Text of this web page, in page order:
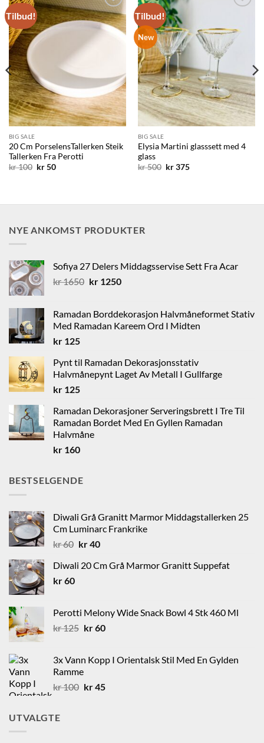
Tilbud!
Legg til
ønskelisten
BIG SALE
20 Cm PorselensTallerken Steik
Tallerken Fra Perotti
kr100 Opprinnelig
kr50Nåværende
Tilbud!
New
BIG SALE
Elysia Martini glasssett med 4
glass
kr500 Opprinnelig
kr375Nåværende
NYE ANKOMST PRODUKTER
Sofiya 27 Delers Middagsservise Sett Fra Acar
kr1650 Opprinnelig
kr 1650.
kr1250Nåværende
kr 1250.
Ramadan Borddekorasjon Halvmåneformet Stativ
Med Ramadan Kareem Ord I Midten
kr 125
Pynt til Ramadan Dekorasjonsstativ
Halvmånepynt Laget Av Metall I Gullfarge
kr 125
Ramadan Dekorasjoner Serveringsbrett I Tre Til
Ramadan Bordet Med En Gyllen Ramadan
Halvmåne
kr 160
BESTSELGENDE
Diwali Grå Granitt Marmor Middagstallerken 25
Cm Luminarc Frankrike
kr60 Opprinnelig
var:
kr40Nåværende
er:
Diwali 20 Cm Grå Marmor Granitt Suppefat
kr60
Perotti Melony Wide Snack Bowl 4 Stk 460 Ml
kr125 Opprinnelig
kr 125.
kr60Nåværende
kr 60.
3x Vann Kopp I Orientalsk Stil Med En Gylden
Ramme
kr100 Opprinnelig
kr45Nåværende
UTVALGTE